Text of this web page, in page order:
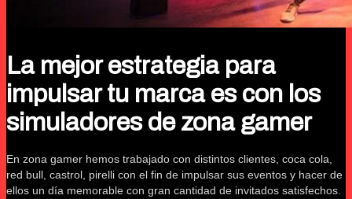
La mejor estrategia para
impulsar tu marca es con los
simuladores de zona gamer
En zona gamer hemos trabajado con distintos clientes, coca cola,
red bull, castrol, pirelli con el fin de impulsar sus eventos y hacer de
ellos un día memorable con gran cantidad de invitados satisfechos.